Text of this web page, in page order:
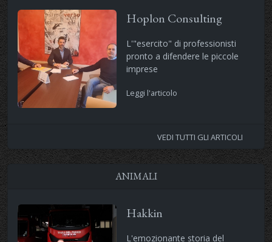
Hoplon Consulting
L'"esercito" di professionisti
pronto a difendere le piccole
imprese
Leggi l'articolo
VEDI TUTTI GLI ARTICOLI
ANIMALI
Hakkin
L'emozionante storia del